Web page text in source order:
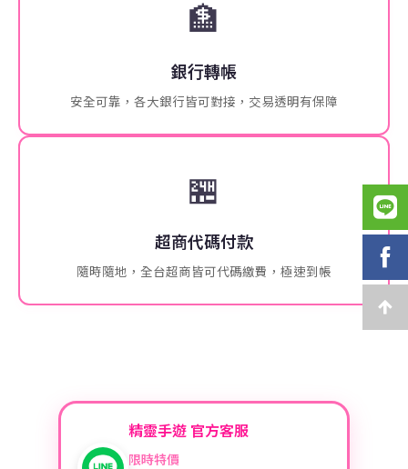
🏦
銀行轉帳
安全可靠，各大銀行皆可對接，交易透明有保障
🏪
超商代碼付款
隨時隨地，全台超商皆可代碼繳費，極速到帳
精靈手遊 官方客服
限時特價